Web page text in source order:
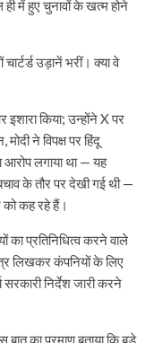
में हुए चुनावों के खत्म होने
उड़ानें भरीं। क्या वे
किया; उन्होंने X पर
ने विपक्ष पर हिंदू
लगाया था — यह
के तौर पर देखी गई थी —
कह रहे हैं।
का प्रतिनिधित्व करने वाले
लिखकर कंपनियों के लिए
निर्देश जारी करने
का प्रमाण बताया कि बड़े